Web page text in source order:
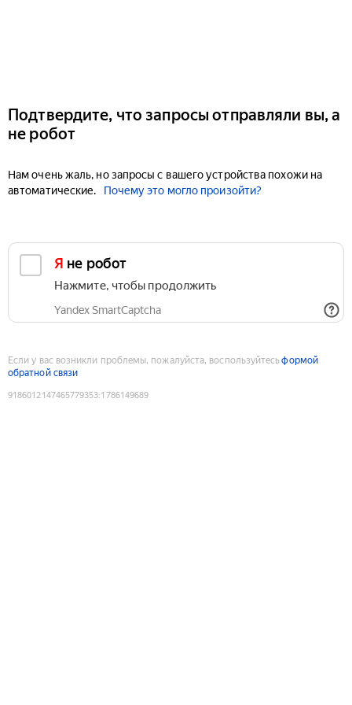
Подтвердите, что запросы отправляли вы, а
не робот
Нам очень жаль, но запросы с вашего устройства похожи на
автоматические.
Почему это могло произойти?
Я не робот
Нажмите, чтобы продолжить
Yandex SmartCaptcha
Если у вас возникли проблемы, пожалуйста, воспользуйтесьформой
обратной связи
9186012147465779353:1786149689